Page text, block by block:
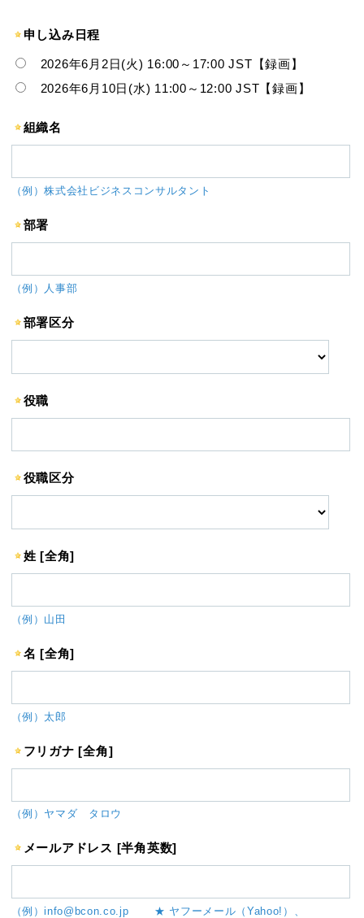
申し込み日程
2026年6月2日(火) 16:00～17:00 JST【録画】
2026年6月10日(水) 11:00～12:00 JST【録画】
組織名
（例）株式会社ビジネスコンサルタント
部署
（例）人事部
部署区分
役職
役職区分
姓 [全角]
（例）山田
名 [全角]
（例）太郎
フリガナ [全角]
（例）ヤマダ タロウ
メールアドレス [半角英数]
（例）info@bcon.co.jp ★ ヤフーメール（Yahoo!）、